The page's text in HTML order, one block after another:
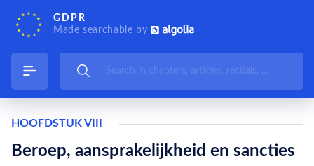
GDPR
Made searchable by
HOOFDSTUK VIII
Beroep, aansprakelijkheid en sancties